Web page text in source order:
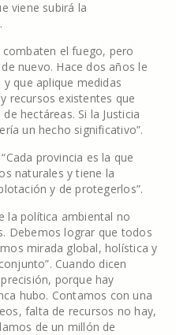
viene subirá la
combaten el fuego, pero
nuevo. Hace dos años le
que aplique medidas
recursos existentes que
hectáreas. Si la Justicia
un hecho significativo”.
provincia es la que
naturales y tiene la
y de protegerlos”.
la política ambiental no
Debemos lograr que todos
mirada global, holística y
Cuando dicen
porque hay
hubo. Contamos con una
falta de recursos no hay,
de un millón de